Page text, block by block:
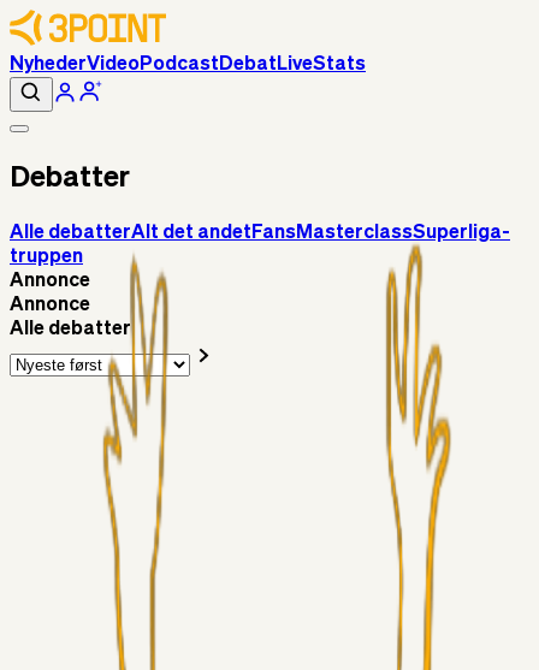
NyhederVideoPodcast Debat LiveStats
Debatter
Alle debatterAlt det andet FansMasterclassSuperliga-
truppen
Annonce
Annonce
Alle debatter
Alt det andet
3Point_Udviklere7 timer siden
3Point hjemmeside opdateringer - August
Chrisdinho88
06. aug. 2026
Horsens - Brøndby billet
Chrisdinho88
Bange anelser